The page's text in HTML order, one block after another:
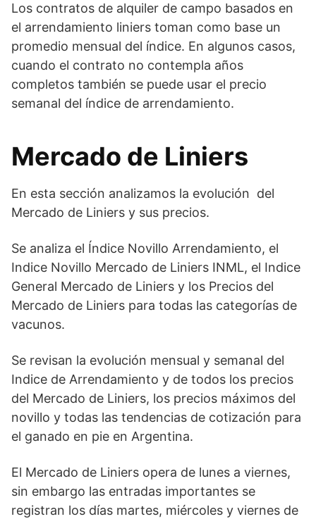
Los contratos de alquiler de campo basados en
el arrendamiento liniers toman como base un
promedio mensual del índice. En algunos casos,
cuando el contrato no contempla años
completos también se puede usar el precio
semanal del índice de arrendamiento.
Mercado de Liniers
En esta sección analizamos la evolución del
Mercado de Liniers y sus precios.
Se analiza el Índice Novillo Arrendamiento, el
Indice Novillo Mercado de Liniers INML, el Indice
General Mercado de Liniers y los Precios del
Mercado de Liniers para todas las categorías de
vacunos.
Se revisan la evolución mensual y semanal del
Indice de Arrendamiento y de todos los precios
del Mercado de Liniers, los precios máximos del
novillo y todas las tendencias de cotización para
el ganado en pie en Argentina.
El Mercado de Liniers opera de lunes a viernes,
sin embargo las entradas importantes se
registran los días martes, miércoles y viernes de